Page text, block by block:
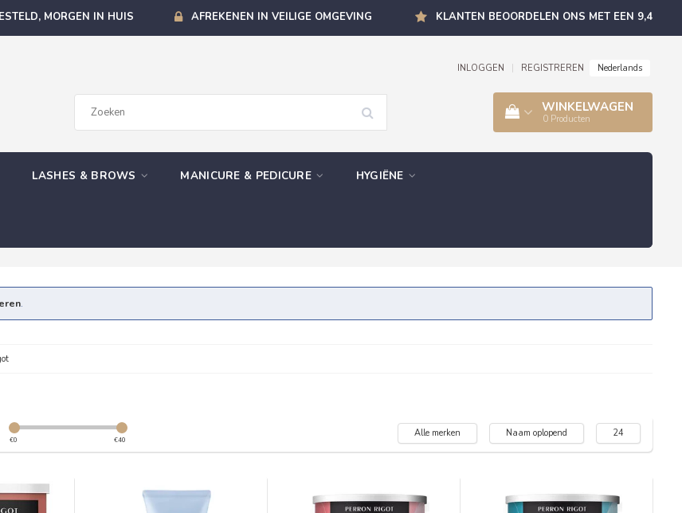
MORGEN IN HUIS AFREKENEN IN VEILIGE OMGEVING KLANTEN BEOORDELEN ONS MET EEN 9,4
INLOGGEN REGISTREREN Nederlands
WINKELWAGEN
0 Producten
LASHES & BROWS MANICURE & PEDICURE HYGIËNE
.
€0 €40
Alle merken Naam oplopend 24